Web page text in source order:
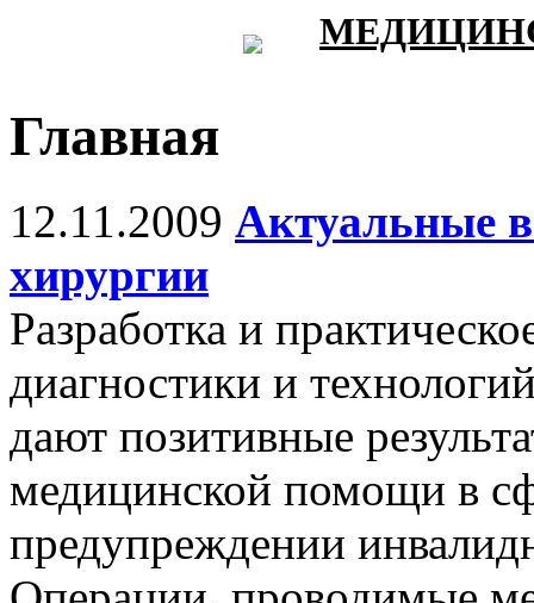
Главная
12.11.2009 Актуальные
хирургии
Разработка и
диагностики и
дают позитивные
медицинской помощи в
предупреждении